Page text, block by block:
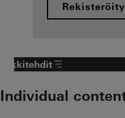
Arkkitehdit
Individual